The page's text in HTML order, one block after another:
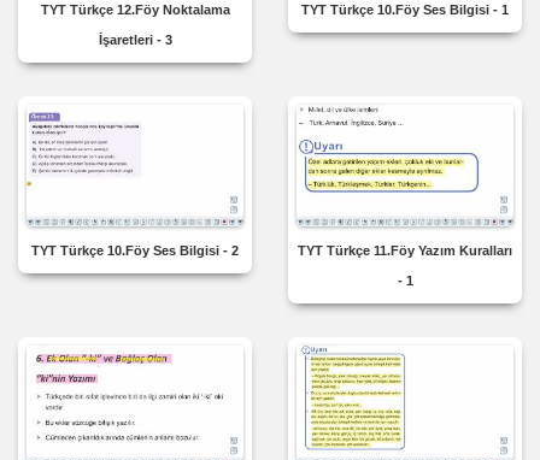
TYT Türkçe 12.Föy Noktalama
İşaretleri - 3
TYT Türkçe 10.Föy Ses Bilgisi - 1
TYT Türkçe 10.Föy Ses Bilgisi - 2 TYT Türkçe 11.Föy Yazım Kuralları
- 1